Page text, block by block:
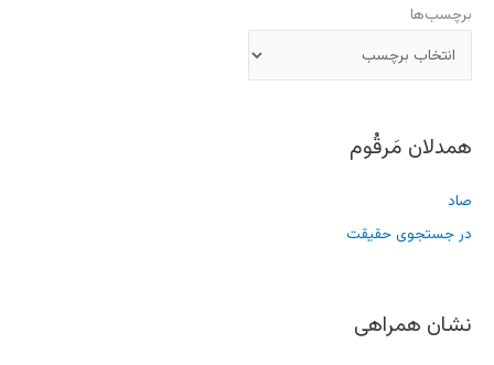
برچسب‌ها
همدلان مَرقُوم
صاد
در جستجوی حقیقت
نشان همراهی